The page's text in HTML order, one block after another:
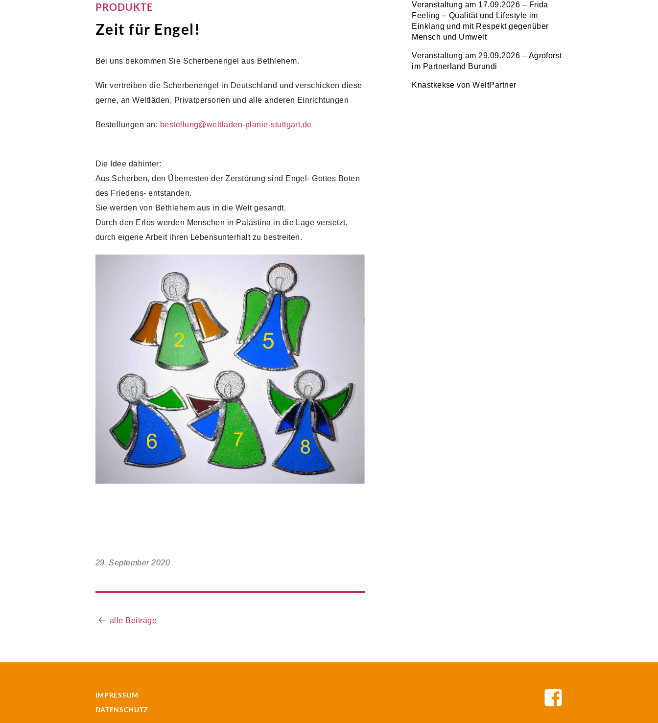
PRODUKTE
Zeit für Engel!
Bei uns bekommen Sie Scherbenengel aus Bethlehem.
Wir vertreiben die Scherbenengel in Deutschland und verschicken diese
gerne, an Weltläden, Privatpersonen und alle anderen Einrichtungen
Bestellungen an: bestellung@weltladen-planie-stuttgart.de
Die Idee dahinter:
Aus Scherben, den Überresten der Zerstörung sind Engel- Gottes Boten
des Friedens- entstanden.
Sie werden von Bethlehem aus in die Welt gesandt.
Durch den Erlös werden Menschen in Palästina in die Lage versetzt,
durch eigene Arbeit ihren Lebensunterhalt zu bestreiten.
29. September 2020
alle Beiträge
Veranstaltung am 17.09.2026 – Frida
Feeling – Qualität und Lifestyle im
Einklang und mit Respekt gegenüber
Mensch und Umwelt
Veranstaltung am 29.09.2026 – Agroforst
im Partnerland Burundi
Knastkekse von WeltPartner
IMPRESSUM
DATENSCHUTZ